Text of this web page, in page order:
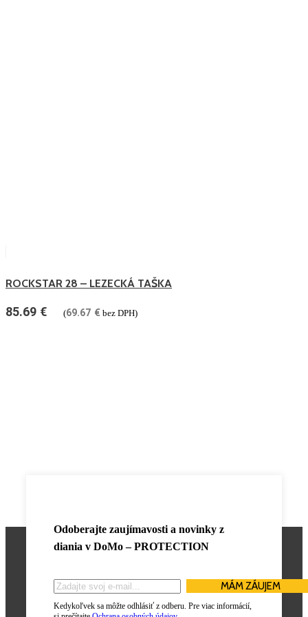
ROCKSTAR 28 – LEZECKÁ TAŠKA
85.69 € (69.67 € bez DPH)
Odoberajte zaujímavosti a novinky z
diania v DoMo – PROTECTION
Kedykoľvek sa môžte odhlásiť z odberu. Pre viac informácií,